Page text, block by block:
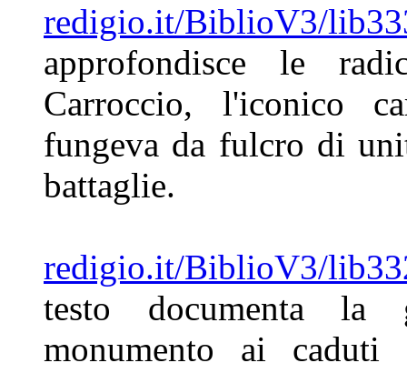
redigio.it/BiblioV3/
approfondisce le
Carroccio, l'iconico
fungeva da fulcro di
battaglie.
redigio.it/BiblioV3/
testo documenta la
monumento ai